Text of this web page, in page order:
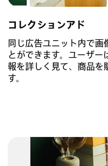
コレクションアド
同じ広告ユニット内で画
とができます。ユーザー
報を詳しく見て、商品を
す。